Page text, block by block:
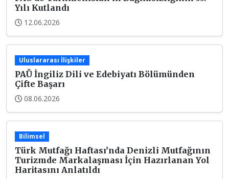
Yılı Kutlandı
12.06.2026
Uluslararası İlişkiler
PAÜ İngiliz Dili ve Edebiyatı Bölümünden
Çifte Başarı
08.06.2026
Bilimsel
Türk Mutfağı Haftası’nda Denizli Mutfağının
Turizmde Markalaşması İçin Hazırlanan Yol
Haritasını Anlatıldı